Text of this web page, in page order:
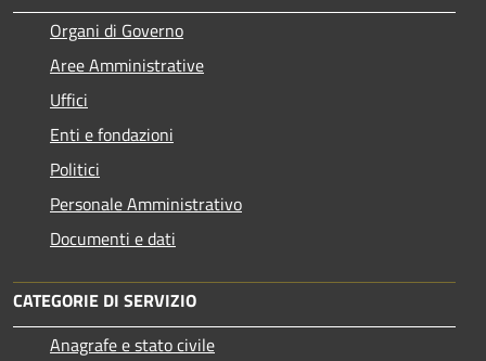
Organi di Governo
Aree Amministrative
Uffici
Enti e fondazioni
Politici
Personale Amministrativo
Documenti e dati
CATEGORIE DI SERVIZIO
Anagrafe e stato civile